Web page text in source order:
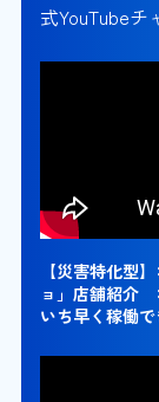
式YouTubeチ
【災害特化型
ョ」店舗紹介
いち早く稼働で